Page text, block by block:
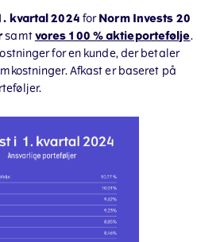
kvartal 2024 forNorm Invests 20
samtvores 100 % aktieportefølje.
for en kunde, der betaler
Afkast er baseret på